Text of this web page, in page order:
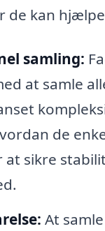
de kan
samling:
at samle
de
at sikre
At